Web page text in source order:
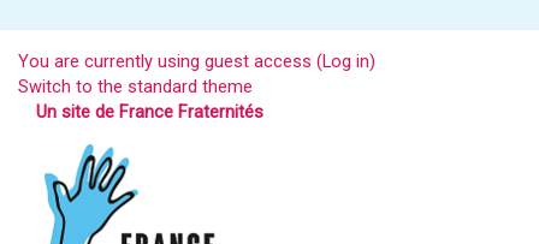
You are currently using guest access (Log in)
Switch to the standard theme
Un site de France Fraternités